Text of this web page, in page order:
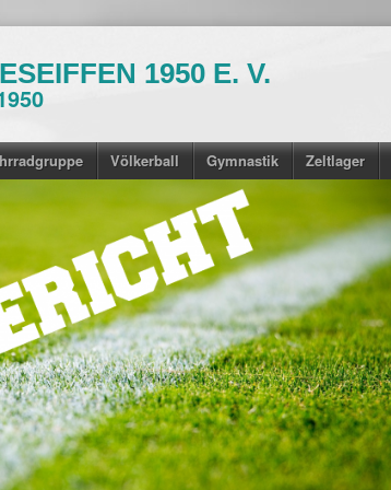
1950 E. V.
Völkerball Gymnastik Zeltlager